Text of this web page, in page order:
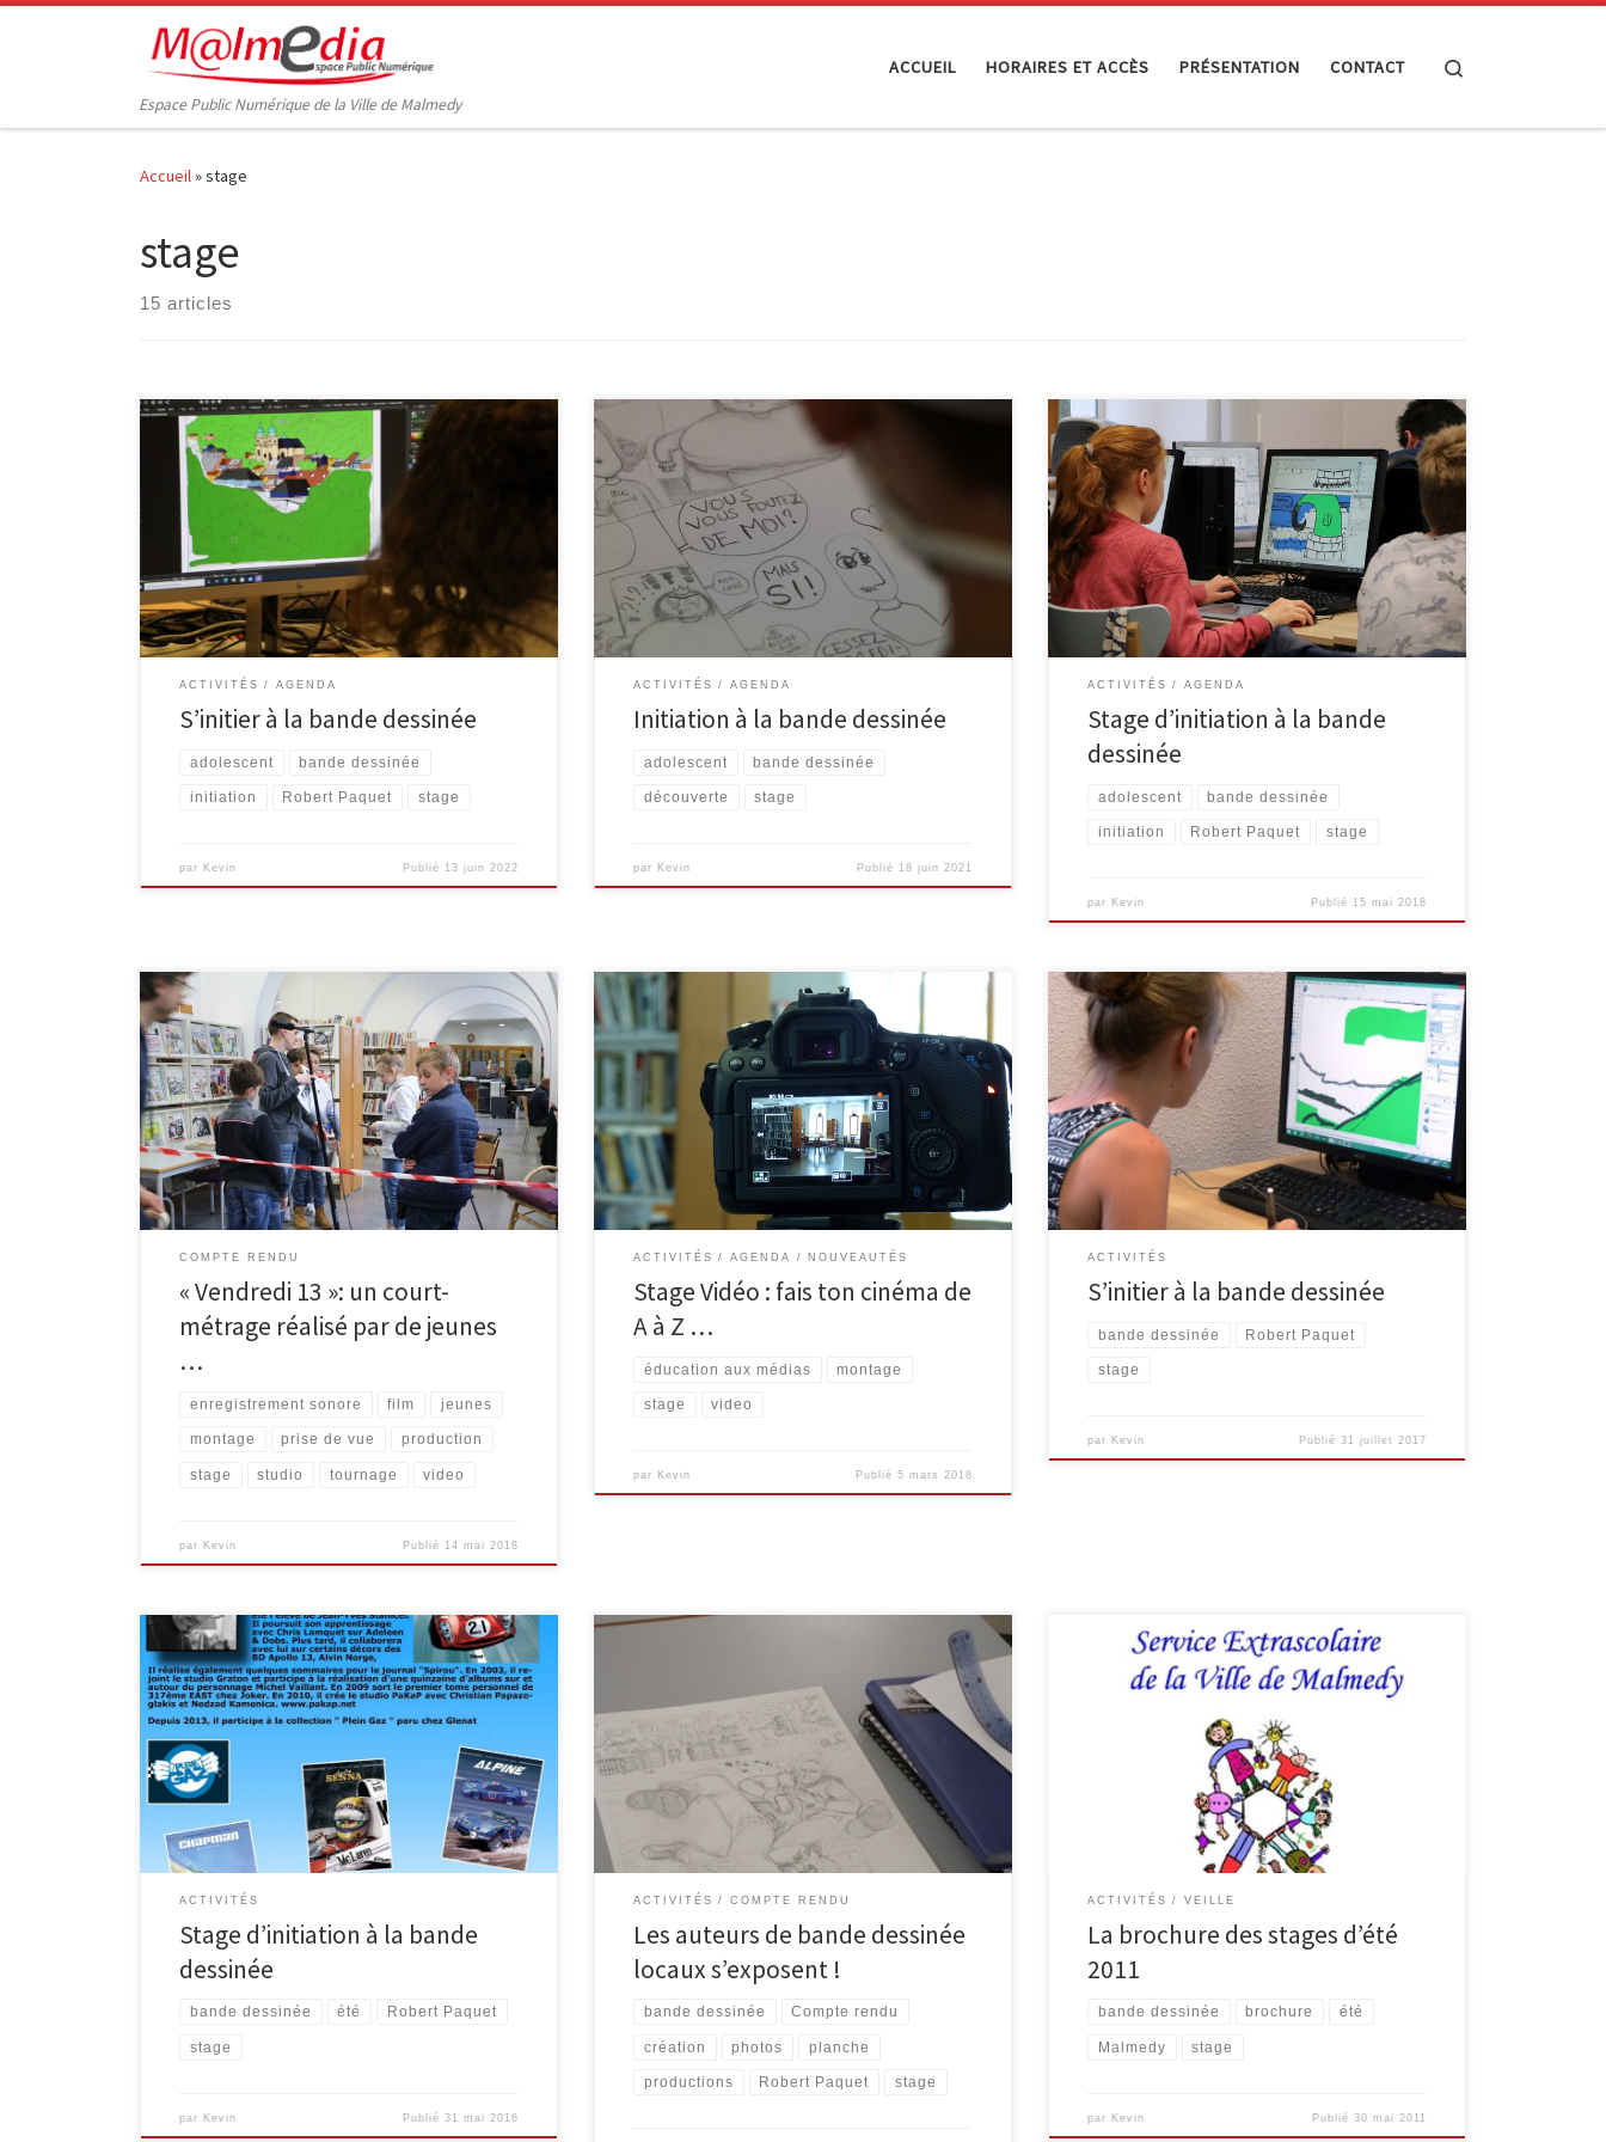
Passer au contenu
Espace Public Numérique de la Ville de Malmedy
ACCUEIL HORAIRES ET ACCÈS PRÉSENTATION CONTACT
Accueil»stage
stage
15 articles
Un stage d’initiation à la bande dessinée vous est
proposé à la bibliothèque de Malmedy du 01 au 05
août 2022 (de 9 à 12h). Vous pourrez apprendre les
bases de la réalisation d’une BD avec l’auteur Robert
Paquet : scénario, découpage, dessin, encrage et
mise en couleur sur ordinateur. […]
ACTIVITÉS AGENDA
S’initier à la bande dessinée
adolescent bande dessinée
initiation Robert Paquet stage
par Kevin Publié 13 juin 2022
Un stage d’initiation à la bande dessinée vous est
proposé à la bibliothèque de Malmedy du 02 au 06
août 2021 (de 9 à 12h). Vous pourrez apprendre les
bases de la réalisation d’une BD avec l’auteur Robert
Paquet : scénario, découpage, dessin, encrage et
mise en couleur sur ordinateur. […]
ACTIVITÉS AGENDA
Initiation à la bande dessinée
adolescent bande dessinée
découverte stage
par Kevin Publié 18 juin 2021
Un stage d’initiation à la bande dessinée vous est
proposé à l’EPN du 6 au 10 août 2018 (de 9 à 12h).
Vous pourrez apprendre les bases de la réalisation
d’une BD avec l’auteur Robert Paquet : scénario,
découpage, dessin, encrage et coloriage sur
ordinateur. Robert Paquet a commencé […]
ACTIVITÉS AGENDA
Stage d’initiation à la bande
dessinée
adolescent bande dessinée
initiation Robert Paquet stage
par Kevin Publié 15 mai 2018
Du 09 au 13 avril 2018, l’EPN M@lmédia a proposé le
stage « Fais ton cinéma de A à Z » consacré à la
découverte de la réalisation vidéo. Sept jeunes âgés
de 11 à 13 ans y ont réalisé la fiction Vendredi 13, le
titre faisant référence au dernier jour de stage. […]
COMPTE RENDU
« Vendredi 13 »: un court-
métrage réalisé par de jeunes
…
enregistrement sonore film jeunes
montage prise de vue production
stage studio tournage video
par Kevin Publié 14 mai 2018
Rendez-vous à l’EPN de Malmedy, du 09 au 13 avril,
pour participer à un stage vidéo. Réalise un court-
métrage en équipe avec du matériel quasi
professionnel. De la création du scénario à la diffusion,
découvre les différentes phases de la réalisation
vidéo (prise de vue, montage…) et laisse libre cours
[…]
ACTIVITÉS AGENDA NOUVEAUTÉS
Stage Vidéo : fais ton cinéma de
A à Z …
éducation aux médias montage
stage video
par Kevin Publié 5 mars 2018
La bibliothèque et son Espace public numérique vous
proposent un stage d’initiation à la bande dessinée du
7 au 11 août 2017 (de 9 à 12h). Vous pourrez
apprendre les bases de la réalisation d’une BD avec
l’auteur Robert Paquet: scénario, découpage, dessin,
encrage et coloriage sur ordinateur. Robert Paquet
[…]
ACTIVITÉS
S’initier à la bande dessinée
bande dessinée Robert Paquet
stage
par Kevin Publié 31 juillet 2017
L’EPN M@lmédia vous propose un stage d’initiation à
la bande dessinée à la bibliothèque de Malmedy. Du
lundi 8 au vendredi 12 août 2016 de 9 à 12h, vous
pourrez apprendre les bases de la réalisation d’une
BD avec l’auteur Robert Paquet: scénario, découpage,
dessin, encrage et coloriage sur ordinateur. […]
ACTIVITÉS
Stage d’initiation à la bande
dessinée
bande dessinée été Robert Paquet
stage
par Kevin Publié 31 mai 2016
Au mois d’août 2010, un stage d’initiation à la bande
dessinée a été organisé par l’EPN de Malmedy. Son
compte-rendu est d’ailleurs présenté ici. Cette année
encore, le stage a fait la part belle à la créativité. Les
stagiaires ont profité des conseils de Robert
Paquet pour réaliser une planche. Cinq matinées […]
ACTIVITÉS COMPTE RENDU
Les auteurs de bande dessinée
locaux s’exposent !
bande dessinée Compte rendu
création photos planche
productions Robert Paquet stage
Cette année encore, le Service Extra scolaire de la
stages organisés pendant les mois de juillet et août.
Vous pouvez retrouver la brochure complète, sous
format pdf en cliquant sur l’image suivante : PS : le
stage d’initiation à la bande […]
ACTIVITÉS VEILLE
La brochure des stages d’été
2011
bande dessinée brochure été
Malmedy stage
par Kevin Publié 30 mai 2011